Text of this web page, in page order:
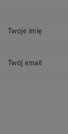
Twoje imię
Twój email